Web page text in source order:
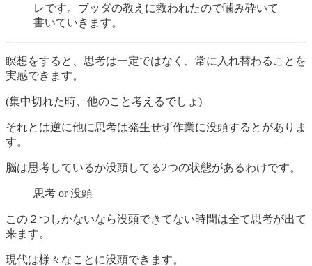
レです。ブッダの教えに救われたので噛み砕いて
書いていきます。
瞑想をすると、思考は一定ではなく、常に入れ替わることを
実感できます。
(集中切れた時、他のこと考えるでしょ)
それとは逆に他に思考は発生せず作業に没頭するとがありま
す。
脳は思考しているか没頭してる2つの状態があるわけです。
思考 or 没頭
この２つしかないなら没頭できてない時間は全て思考が出て
来ます。
現代は様々なことに没頭できます。